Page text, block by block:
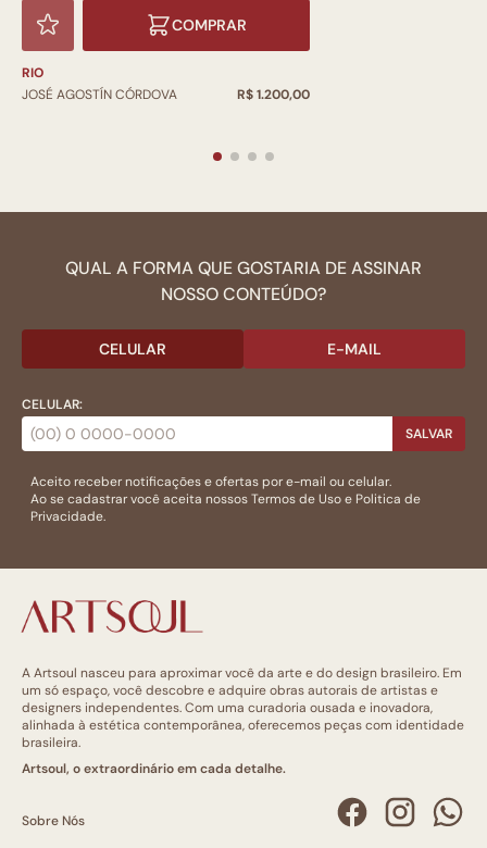
COMPRAR
RIO
JOSÉ AGOSTÍN CÓRDOVA
R$ 1.200,00
QUAL A FORMA QUE GOSTARIA DE ASSINAR
NOSSO CONTEÚDO?
CELULAR E-MAIL
CELULAR:
SALVAR
Aceito receber notificações e ofertas por e-mail ou celular.
Ao se cadastrar você aceita nossosTermos de Usoe Politica de
Privacidade.
A Artsoul nasceu para aproximar você da arte e do design brasileiro. Em
um só espaço, você descobre e adquire obras autorais de artistas e
designers independentes. Com uma curadoria ousada e inovadora,
alinhada à estética contemporânea, oferecemos peças com identidade
brasileira.
Artsoul, o extraordinário em cada detalhe.
Sobre Nós